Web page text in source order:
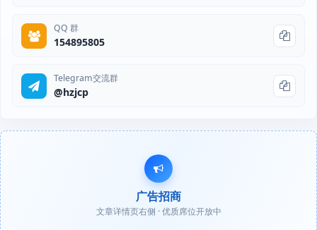
QQ 群
154895805
Telegram交流群
@hzjcp
广告招商
文章详情页右侧 · 优质席位开放中